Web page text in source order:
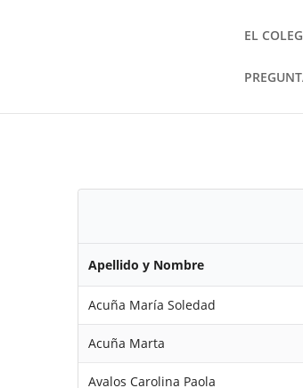
EL
Apellido y Nombre
Acuña María Soledad
Acuña Marta
Avalos Carolina Paola